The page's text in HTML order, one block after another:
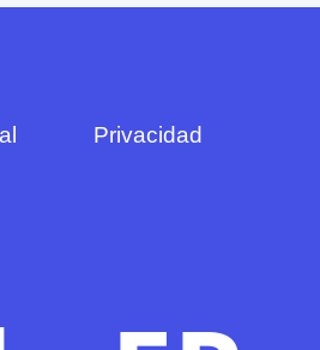
Privacidad